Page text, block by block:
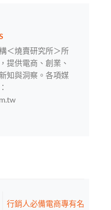
＜燒賣研究所＞所
提供電商、創業、
知與洞察。各項媒
行銷人必備電商專有名